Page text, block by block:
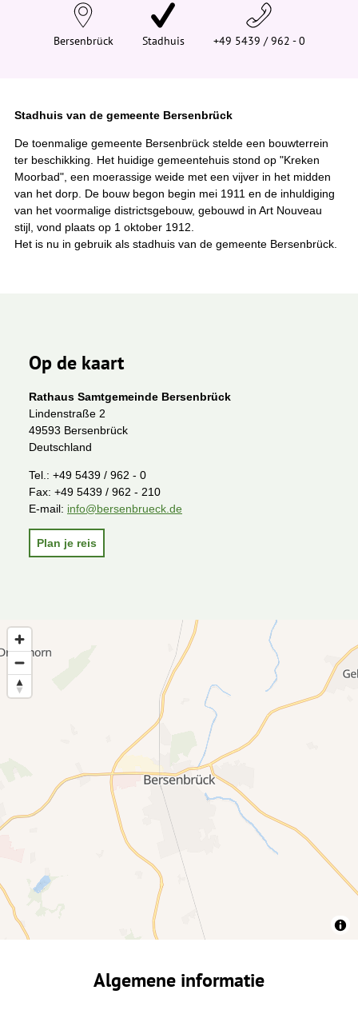
e
Bersenbrück Stadhuis +49 5439 / 962 - 0
Stadhuis van de gemeente Bersenbrück
De toenmalige gemeente Bersenbrück stelde een bouwterrein
ter beschikking. Het huidige gemeentehuis stond op "Kreken
Moorbad", een moerassige weide met een vijver in het midden
van het dorp. De bouw begon begin mei 1911 en de inhuldiging
van het voormalige districtsgebouw, gebouwd in Art Nouveau
stijl, vond plaats op 1 oktober 1912.
Het is nu in gebruik als stadhuis van de gemeente Bersenbrück.
Op de kaart
Rathaus Samtgemeinde Bersenbrück
Lindenstraße 2
49593 Bersenbrück
Deutschland
Tel.: +49 5439 / 962 - 0
Fax: +49 5439 / 962 - 210
E-mail: info@bersenbrueck.de
Plan je reis
Algemene informatie